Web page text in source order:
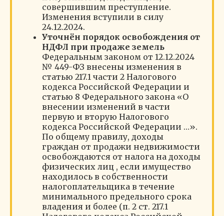
совершившим преступление.
Изменения вступили в силу
24.12.2024.
Уточнён порядок освобождения от
НДФЛ при продаже земель
Федеральным законом от 12.12.2024
№ 449-ФЗ внесены изменения в
статью 217.1 части 2 Налогового
кодекса Российской Федерации и
статью 8 Федерального закона «О
внесении изменений в части
первую и вторую Налогового
кодекса Российской Федерации …».
По общему правилу, доходы
граждан от продажи недвижимости
освобождаются от налога на доходы
физических лиц , если имущество
находилось в собственности
налогоплательщика в течение
минимального предельного срока
владения и более (п. 2 ст. 217.1